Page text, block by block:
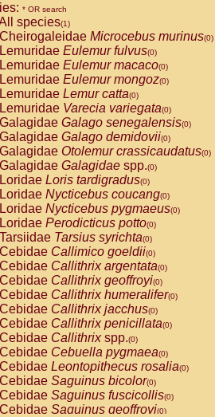
* OR search
species(1)
Cheirogaleidae Microcebus murinus(0)
Lemuridae Eulemur fulvus(0)
Lemuridae Eulemur macaco(0)
Lemuridae Eulemur mongoz(0)
Lemuridae Lemur catta(0)
Lemuridae Varecia variegata(0)
Galagidae Galago senegalensis(0)
Galagidae Galago demidovii(0)
Galagidae Otolemur crassicaudatus(0)
Galagidae Galagidae spp.(0)
Loridae Loris tardigradus(0)
Loridae Nycticebus coucang(0)
Loridae Nycticebus pygmaeus(0)
Loridae Perodicticus potto(0)
Tarsiidae Tarsius syrichta(0)
Cebidae Callimico goeldii(0)
Cebidae Callithrix argentata(0)
Cebidae Callithrix geoffroyi(0)
Cebidae Callithrix humeralifer(0)
Cebidae Callithrix jacchus(0)
Cebidae Callithrix penicillata(0)
Cebidae Callithrixspp.(0)
Cebidae Cebuella pygmaea(0)
Cebidae Leontopithecus rosalia(0)
Cebidae Saguinus bicolor(0)
Cebidae Saguinus fuscicollis(0)
Cebidae Saguinus geoffroyi(0)